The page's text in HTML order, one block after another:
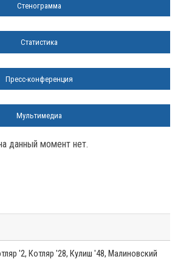
Стенограмма
Статистика
Пресс-конференция
Мультимедиа
данный момент нет.
'2, Котляр '28, Кулиш '48, Малиновский